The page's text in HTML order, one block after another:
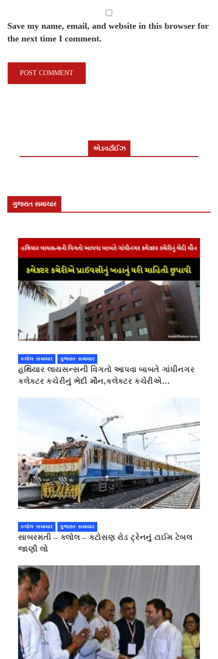
Save my name, email, and website in this browser for
the next time I comment.
એડવર્ટાઈઝ
ગુજરાત સમાચાર
કલોલ સમાચાર ગુજરાત સમાચાર
હથિયાર લાયસન્સની વિગતો આપવા બાબતે ગાંધીનગર
કલેક્ટર કચેરીનું ભેદી મૌન,કલેક્ટર કચેરીએ
કલોલ સમાચાર ગુજરાત સમાચાર
સાબરમતી – કલોલ – કટોસણ રોડ ટ્રેનનું ટાઈમ ટેબલ
જાણી લો